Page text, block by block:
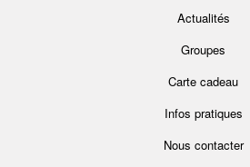
Actualités
Groupes
Carte cadeau
Infos pratiques
Nous contacter